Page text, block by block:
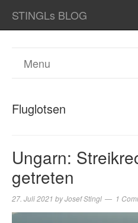
STINGLs BLOG
Menu
Fluglotsen
Ungarn:
getreten
27. Juli 2021 byJosef Stingl 1